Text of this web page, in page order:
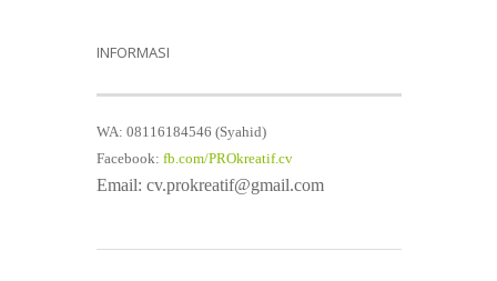
INFORMASI
WA: 08116184546 (Syahid)
Facebook: fb.com/PROkreatif.cv
Email: cv.prokreatif@gmail.com